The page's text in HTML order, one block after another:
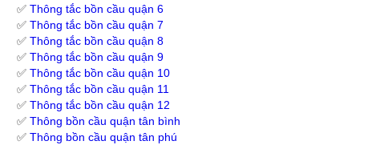
✅ Thông tắc bồn cầu quận 6
✅ Thông tắc bồn cầu quận 7
✅ Thông tắc bồn cầu quận 8
✅ Thông tắc bồn cầu quận 9
✅ Thông tắc bồn cầu quận 10
✅ Thông tắc bồn cầu quận 11
✅ Thông tắc bồn cầu quận 12
✅ Thông bồn cầu quận tân bình
✅ Thông bồn cầu quận tân phú